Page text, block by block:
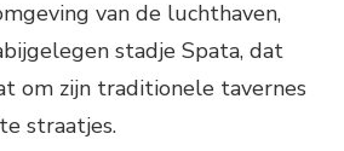
van de luchthaven,
stadje Spata, dat
om zijn traditionele tavernes
straatjes.